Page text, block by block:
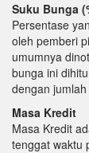
Suku Bunga
Persentase
oleh pemberi
umumnya
bunga ini
dengan
Masa Kredit
Masa Kredit
tenggat waktu